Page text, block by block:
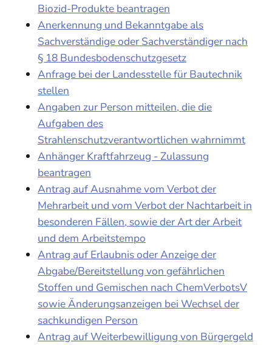
Biozid-Produkte beantragen
Anerkennung und Bekanntgabe als
Sachverständige oder Sachverständiger nach
§ 18 Bundesbodenschutzgesetz
Anfrage bei der Landesstelle für Bautechnik
stellen
Angaben zur Person mitteilen, die die
Aufgaben des
Strahlenschutzverantwortlichen wahrnimmt
Anhänger Kraftfahrzeug - Zulassung
beantragen
Antrag auf Ausnahme vom Verbot der
Mehrarbeit und vom Verbot der Nachtarbeit in
besonderen Fällen, sowie der Art der Arbeit
und dem Arbeitstempo
Antrag auf Erlaubnis oder Anzeige der
Abgabe/Bereitstellung von gefährlichen
Stoffen und Gemischen nach ChemVerbotsV
sowie Änderungsanzeigen bei Wechsel der
sachkundigen Person
Antrag auf Weiterbewilligung von Bürgergeld